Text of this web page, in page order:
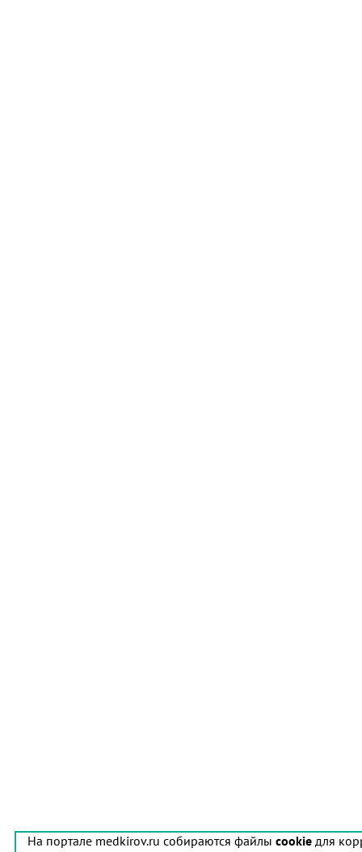
На портале medkirov.ru собираются файлы cookie для